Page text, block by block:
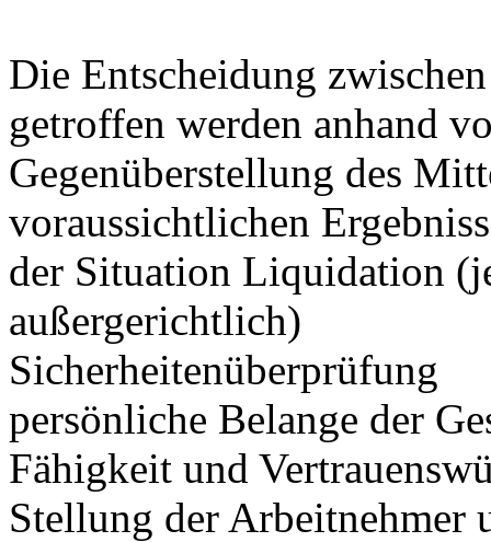
Die Entscheidung
getroffen werden anhand
Gegenüberstellung des
voraussichtlichen
der Situation Liquidation
außergerichtlich)
Sicherheitenüberprüfung
persönliche Belange der
Fähigkeit und
Stellung der